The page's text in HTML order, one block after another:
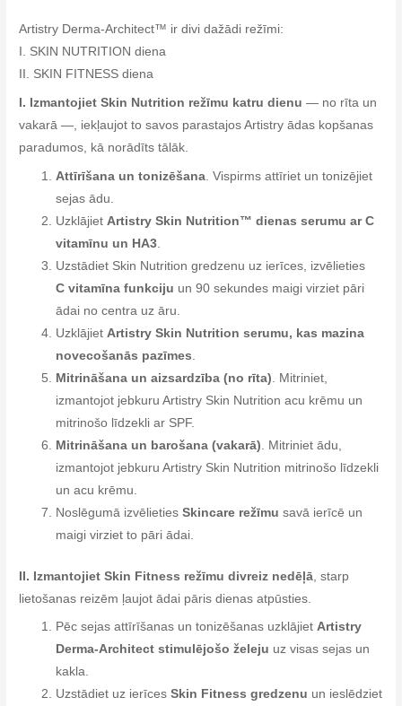
Artistry Derma-Architect™ ir divi dažādi režīmi:
I. SKIN NUTRITION diena
II. SKIN FITNESS diena
I. Izmantojiet Skin Nutrition režīmu katru dienu — no rīta un
vakarā —, iekļaujot to savos parastajos Artistry ādas kopšanas
paradumos, kā norādīts tālāk.
Attīrīšana un tonizēšana. Vispirms attīriet un tonizējiet
sejas ādu.
UzklājietArtistry Skin Nutrition™ dienas serumu ar C
vitamīnu un HA3.
Uzstādiet Skin Nutrition gredzenu uz ierīces, izvēlieties
C vitamīna funkciju un 90 sekundes maigi virziet pāri
ādai no centra uz āru.
UzklājietArtistry Skin Nutrition serumu, kas mazina
novecošanās pazīmes.
Mitrināšana un aizsardzība (no rīta). Mitriniet,
izmantojot jebkuru Artistry Skin Nutrition acu krēmu un
mitrinošo līdzekli ar SPF.
Mitrināšana un barošana (vakarā). Mitriniet ādu,
izmantojot jebkuru Artistry Skin Nutrition mitrinošo līdzekli
un acu krēmu.
Noslēgumā izvēlietiesSkincare režīmu savā ierīcē un
maigi virziet to pāri ādai.
II. Izmantojiet Skin Fitness režīmu divreiz nedēļā , starp
lietošanas reizēm ļaujot ādai pāris dienas atpūsties.
Pēc sejas attīrīšanas un tonizēšanas uzklājietArtistry
Derma-Architect stimulējošo želeju uz visas sejas un
kakla.
Uzstādiet uz ierīcesSkin Fitness gredzenu un ieslēdziet